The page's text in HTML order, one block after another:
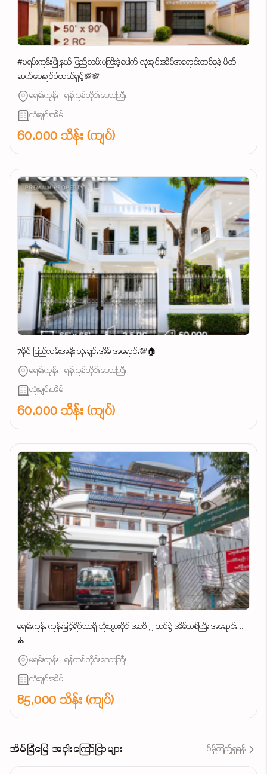
#မရမ်းကုန်းမြို့နယ် ပြည်လမ်းမကြီးဒဲ့ပေါက် လုံးချင်းအိမ်အရောင်းတစ်ခုနဲ့ မိတ်
ဆက်ပေးချင်ပါတယ်ရှင့်💯💯...
မရမ်းကုန်း | ရန်ကုန်တိုင်းဒေသကြီး
လုံးချင်းအိမ်
60,000 သိန်း (ကျပ်)
7မိုင် ပြည်လမ်းအနီး လုံးချင်းအိမ် အရောင်း💯🏠
မရမ်းကုန်း | ရန်ကုန်တိုင်းဒေသကြီး
လုံးချင်းအိမ်
60,000 သိန်း (ကျပ်)
မရမ်းကုန်း ကုန်းမြင့်ရိပ်သာရှိ ဘိုးဘွားပိုင် အာစီ ၂ ထပ်ခွဲ အိမ်သစ်ကြီး အရောင်း...
⛪
မရမ်းကုန်း | ရန်ကုန်တိုင်းဒေသကြီး
လုံးချင်းအိမ်
85,000 သိန်း (ကျပ်)
အိမ်ခြံမြေ အငှါးကြော်ငြာများ ပိုမိုကြည့်ရှုရန်